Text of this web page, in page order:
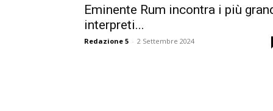
Eminente Rum incontra i più
interpreti...
Redazione 5 - 2 Settembre 2024